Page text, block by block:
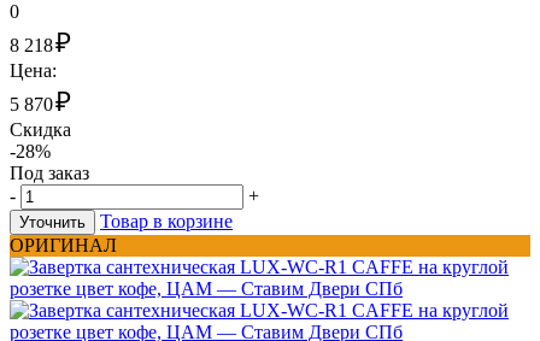
0
8 218₽
Цена:
5 870₽
Скидка
-28%
Под заказ
-
+
Уточнить
Товар в корзине
ОРИГИНАЛ